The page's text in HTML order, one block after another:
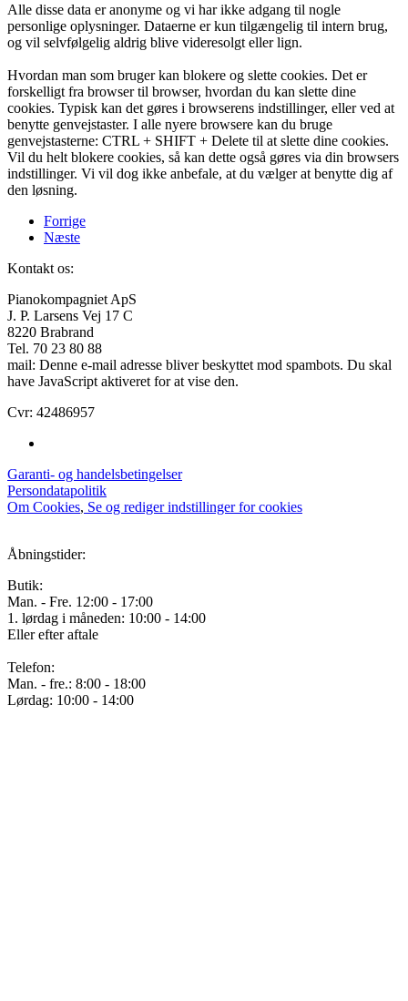
Alle disse data er anonyme og vi har ikke adgang til nogle
personlige oplysninger. Dataerne er kun tilgængelig til intern brug,
og vil selvfølgelig aldrig blive videresolgt eller lign.
Hvordan man som bruger kan blokere og slette cookies. Det er
forskelligt fra browser til browser, hvordan du kan slette dine
cookies. Typisk kan det gøres i browserens indstillinger, eller ved at
benytte genvejstaster. I alle nyere browsere kan du bruge
genvejstasterne: CTRL + SHIFT + Delete til at slette dine cookies.
Vil du helt blokere cookies, så kan dette også gøres via din browsers
indstillinger. Vi vil dog ikke anbefale, at du vælger at benytte dig af
den løsning.
Forrige
Næste
Kontakt os:
Pianokompagniet ApS
J. P. Larsens Vej 17 C
8220 Brabrand
Tel. 70 23 80 88
mail: Denne e-mail adresse bliver beskyttet mod spambots. Du skal
have JavaScript aktiveret for at vise den.
Cvr: 42486957
Garanti- og handelsbetingelser
Persondatapolitik
Om Cookies, Se og rediger indstillinger for cookies
Åbningstider:
Butik:
Man. - Fre. 12:00 - 17:00
1. lørdag i måneden: 10:00 - 14:00
Eller efter aftale
Telefon:
Man. - fre.: 8:00 - 18:00
Lørdag: 10:00 - 14:00